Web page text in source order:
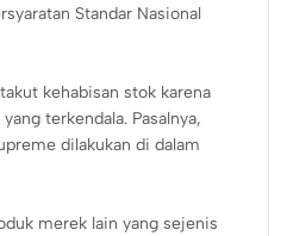
Standar Nasional
kehabisan stok karena
terkendala. Pasalnya,
dilakukan di dalam
merek lain yang sejenis